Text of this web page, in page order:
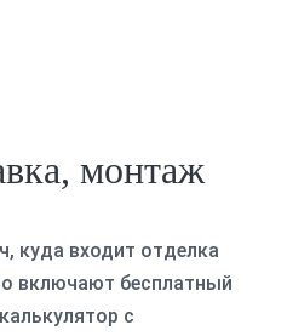
монтаж
куда входит отделка
включают бесплатный
с